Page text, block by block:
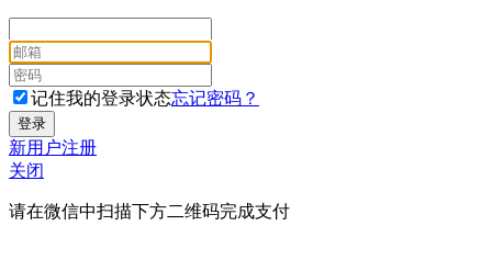
记住我的登录状态忘记密码？
新用户注册
关闭
请在微信中扫描下方二维码完成支付